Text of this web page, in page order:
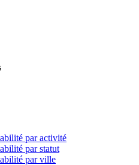
par activité
par statut
par ville